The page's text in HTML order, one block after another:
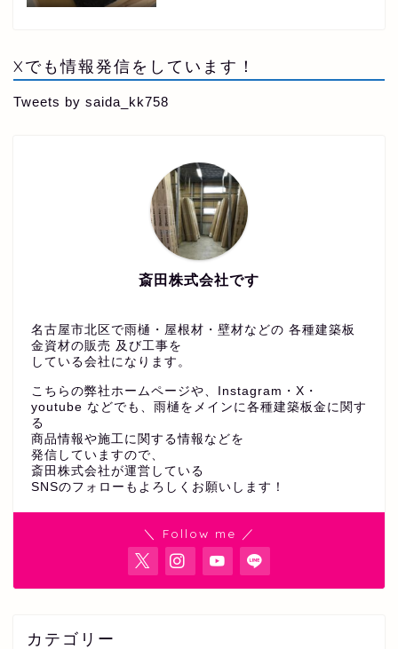
Xでも情報発信をしています！
Tweets by saida_kk758
斎田株式会社です
名古屋市北区で雨樋・屋根材・壁材などの 各種建築板
金資材の販売 及び工事を
している会社になります。
こちらの弊社ホームページや、Instagram・X・
youtube などでも、雨樋をメインに各種建築板金に関す
る
商品情報や施工に関する情報などを
発信していますので、
斎田株式会社が運営している
SNSのフォローもよろしくお願いします！
＼ Follow me ／
カテゴリー